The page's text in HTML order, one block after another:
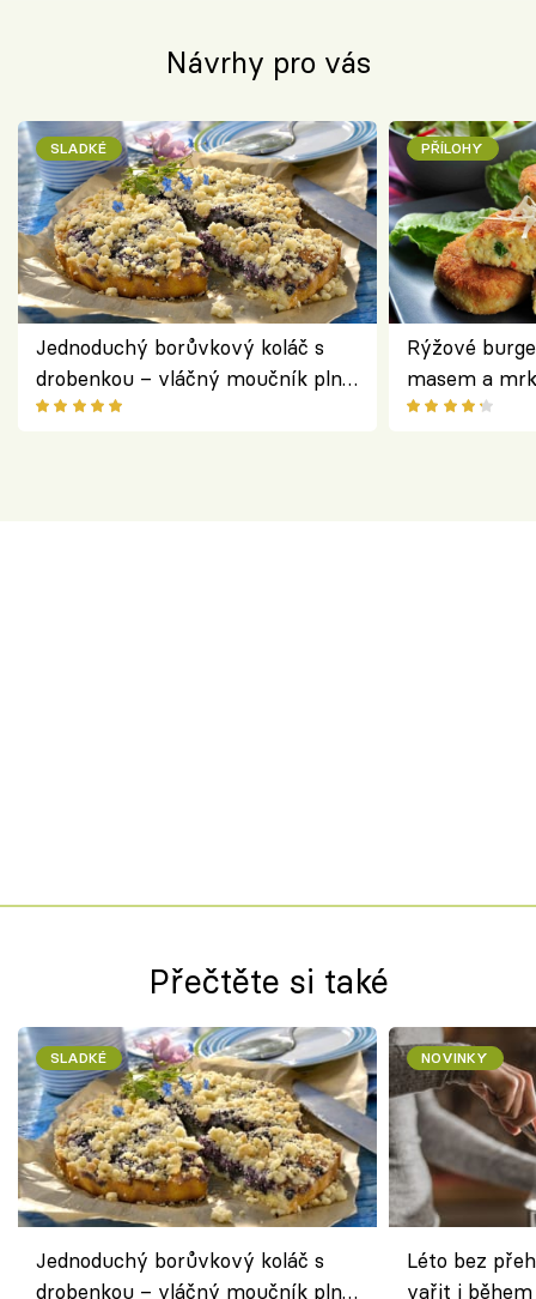
Návrhy pro vás
SLADKÉ
Jednoduchý borůvkový koláč s
drobenkou – vláčný moučník plný
ovoce
PŘÍLOHY
Rýžové
masem a
salátem –
Přečtěte si také
SLADKÉ
Jednoduchý borůvkový koláč s
drobenkou – vláčný moučník plný
NOVINKY
Léto bez
vařit i